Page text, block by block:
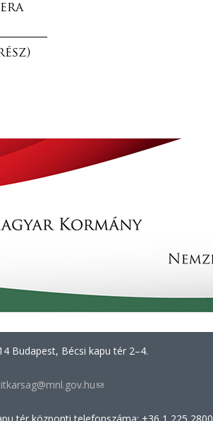
Budapest, Bécsi kapu tér 2–4.
(link
e-
tér központi telefonszáma: +36 1 225 2800